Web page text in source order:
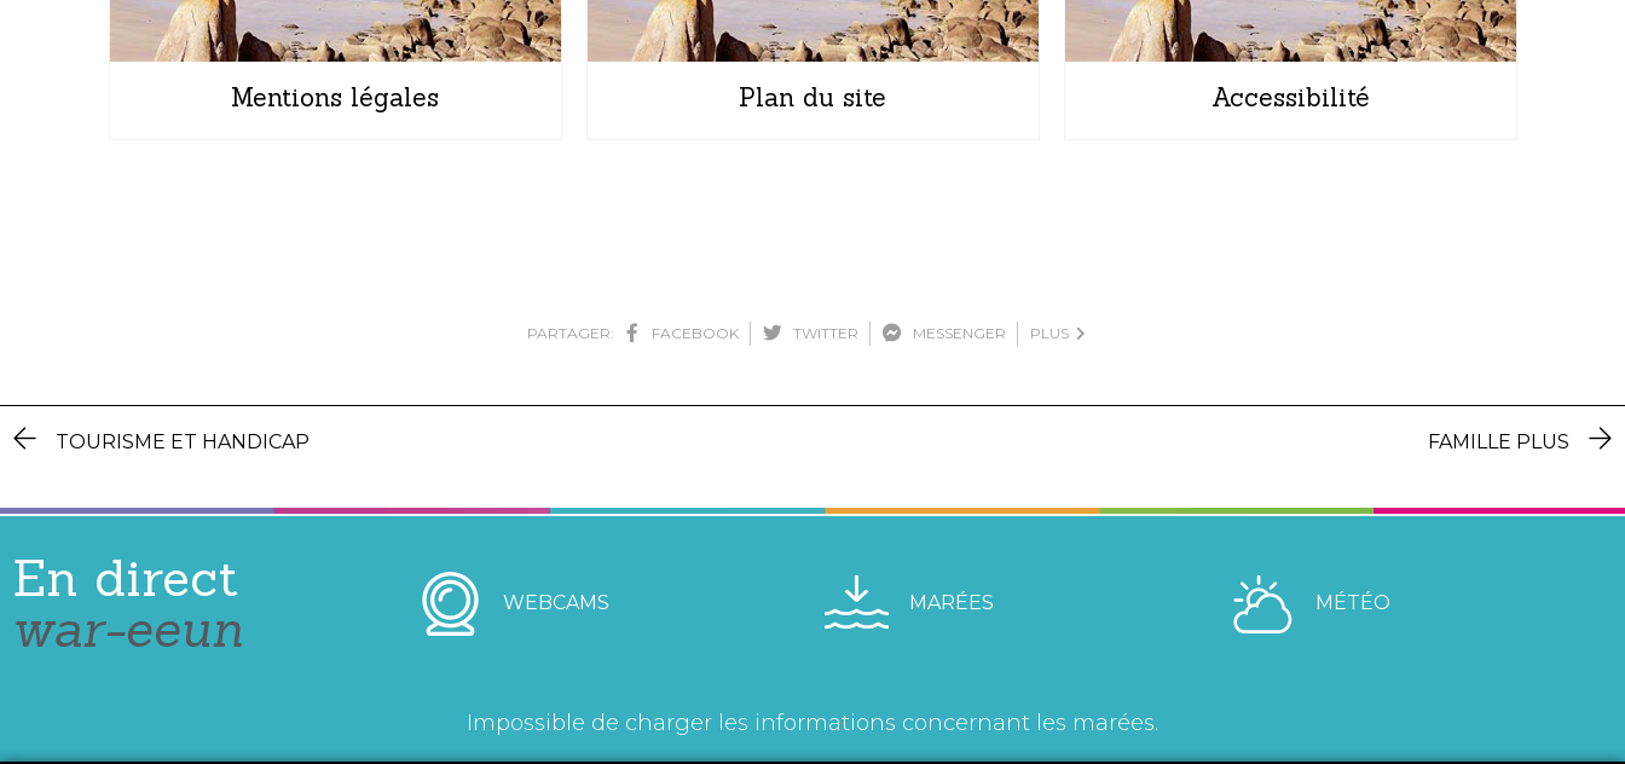
Mentions légales Plan du site Accessibilité
PARTAGER: FACEBOOK TWITTER MESSENGER PLUS
TOURISME ET HANDICAP FAMILLE PLUS
En direct
war-eeun WEBCAMS MARÉES MÉTÉO
Impossible de charger les informations concernant les marées.